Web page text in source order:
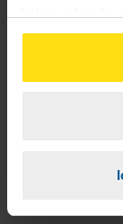
gesammelt
können Sie der
unserer
Die